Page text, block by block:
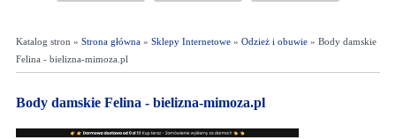
Katalog stron » Strona główna» Sklepy Internetowe» Odzież i obuwie» Body damskie
Felina - bielizna-mimoza.pl
Body damskie Felina - bielizna-mimoza.pl